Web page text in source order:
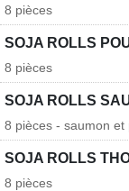
8 pièces
SOJA ROLLS
8 pièces
SOJA ROLLS
8 pièces - saumon et
SOJA ROLLS
8 pièces